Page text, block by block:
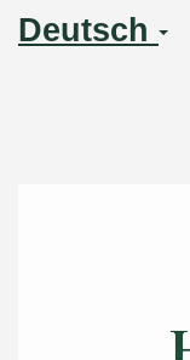
Deutsch